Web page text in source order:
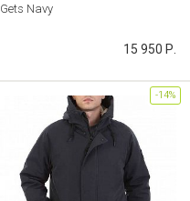
Gets Navy
15 950 Р.
-14%